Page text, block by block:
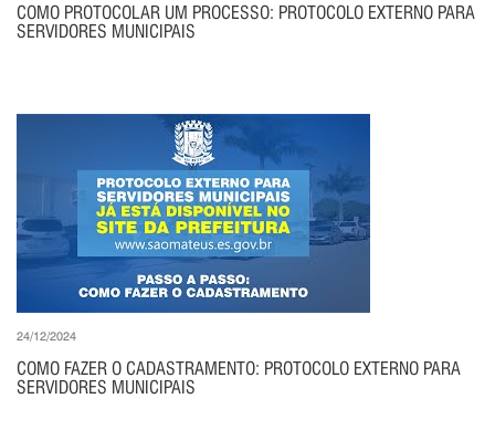
COMO PROTOCOLAR UM PROCESSO: PROTOCOLO EXTERNO PARA
SERVIDORES MUNICIPAIS
24/12/2024
COMO FAZER O CADASTRAMENTO: PROTOCOLO EXTERNO PARA
SERVIDORES MUNICIPAIS